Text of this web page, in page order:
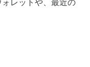
レットや、最近の